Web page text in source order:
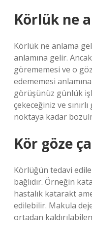
Körlük ne
Körlük ne anlama
anlamına gelir.
görememesi ve o
edememesi
görüşünüz günlük
çekeceğiniz ve
noktaya kadar
Kör göze
Körlüğün tedavi
bağlıdır. Örneğin
hastalık katarakt
edilebilir. Makula
ortadan